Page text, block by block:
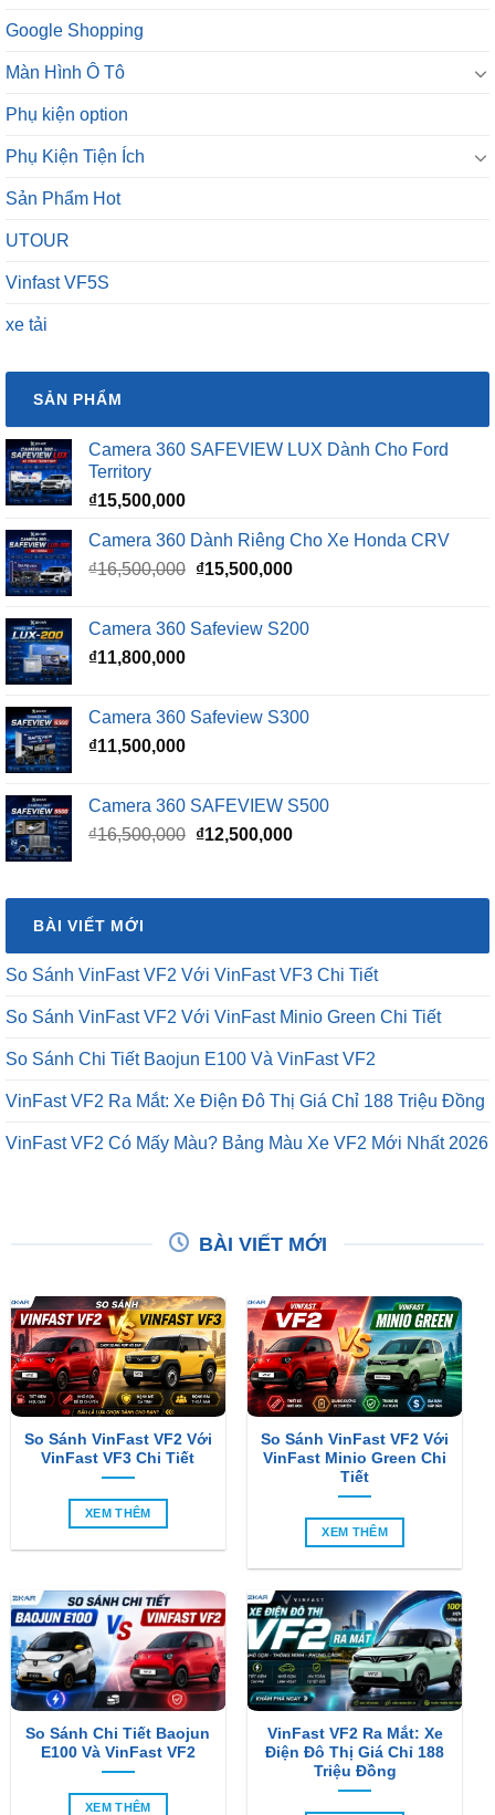
Google Shopping
Màn Hình Ô Tô
Phụ kiện option
Phụ Kiện Tiện Ích
Sản Phẩm Hot
UTOUR
Vinfast VF5S
xe tải
SẢN PHẨM
Camera 360 SAFEVIEW LUX Dành Cho Ford
Territory
₫15,500,000
Camera 360 Dành Riêng Cho Xe Honda CRV
₫16,500,000 Giá
₫16,500,000.
₫15,500,000Giá
là:
Camera 360 Safeview S200
₫11,800,000
Camera 360 Safeview S300
₫11,500,000
Camera 360 SAFEVIEW S500
₫16,500,000 Giá
₫16,500,000.
₫12,500,000Giá
là:
BÀI VIẾT MỚI
So Sánh VinFast VF2 Với VinFast VF3 Chi Tiết
So Sánh VinFast VF2 Với VinFast Minio Green Chi Tiết
So Sánh Chi Tiết Baojun E100 Và VinFast VF2
VinFast VF2 Ra Mắt: Xe Điện Đô Thị Giá Chỉ 188 Triệu Đồng
VinFast VF2 Có Mấy Màu? Bảng Màu Xe VF2 Mới Nhất 2026
BÀI VIẾT MỚI
So Sánh VinFast VF2 Với
VinFast VF3 Chi Tiết
XEM THÊM
So Sánh VinFast VF2 Với
VinFast Minio Green Chi
Tiết
XEM THÊM
So Sánh Chi Tiết Baojun
E100 Và VinFast VF2
XEM THÊM
VinFast VF2 Ra Mắt: Xe
Điện Đô Thị Giá Chỉ 188
Triệu Đồng